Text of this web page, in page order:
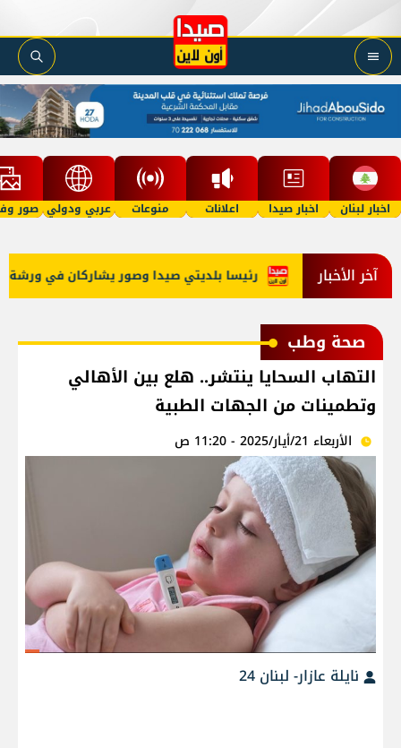
اخبار لبنان اخبار صيدا اعلانات منوعات عربي ودولي صور
آخر الأخبار رئيسا بلديتي صيدا وصور يشاركان في ورشة على التوالي
صحة وطب
التهاب السحايا ينتشر.. هلع بين الأهالي
وتطمينات من الجهات الطبية
الأربعاء 21/أيار/2025 - 11:20 ص
نايلة عازار- لبنان 24